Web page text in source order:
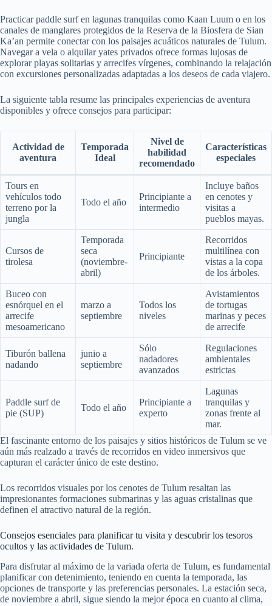
Practicar paddle surf en lagunas tranquilas como Kaan Luum o en los
canales de manglares protegidos de la Reserva de la Biosfera de Sian
Ka’an permite conectar con los paisajes acuáticos naturales de Tulum.
Navegar a vela o alquilar yates privados ofrece formas lujosas de
explorar playas solitarias y arrecifes vírgenes, combinando la relajación
con excursiones personalizadas adaptadas a los deseos de cada viajero.
La siguiente tabla resume las principales experiencias de aventura
disponibles y ofrece consejos para participar:
Actividad de
aventura
Temporada
Ideal
Nivel de
habilidad
recomendado
Características
especiales
Tours en
vehículos todo
terreno por la
jungla
Todo el año
Principiante a
intermedio
Incluye baños
en cenotes y
visitas a
pueblos mayas.
Cursos de
tirolesa
Temporada
seca
(noviembre-
abril)
Principiante
Recorridos
multilínea con
vistas a la copa
de los árboles.
Buceo con
esnórquel en el
arrecife
mesoamericano
marzo a
septiembre
Todos los
niveles
Avistamientos
de tortugas
marinas y peces
de arrecife
Tiburón ballena
nadando
junio a
septiembre
Sólo
nadadores
avanzados
Regulaciones
ambientales
estrictas
Paddle surf de
pie (SUP)
Todo el año
Principiante a
experto
Lagunas
tranquilas y
zonas frente al
mar.
El fascinante entorno de los paisajes y sitios históricos de Tulum se ve
aún más realzado a través de recorridos en video inmersivos que
capturan el carácter único de este destino.
Los recorridos visuales por los cenotes de Tulum resaltan las
impresionantes formaciones submarinas y las aguas cristalinas que
definen el atractivo natural de la región.
Consejos esenciales para planificar tu visita y descubrir los tesoros
ocultos y las actividades de Tulum.
Para disfrutar al máximo de la variada oferta de Tulum, es fundamental
planificar con detenimiento, teniendo en cuenta la temporada, las
opciones de transporte y las preferencias personales. La estación seca,
de noviembre a abril, sigue siendo la mejor época en cuanto al clima,